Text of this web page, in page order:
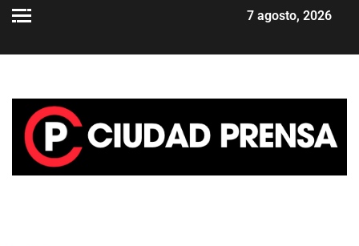
7 agosto, 2026